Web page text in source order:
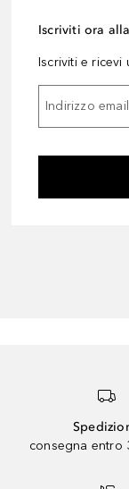
Iscriviti ora
Iscriviti e
Indirizzo email
consegna entro